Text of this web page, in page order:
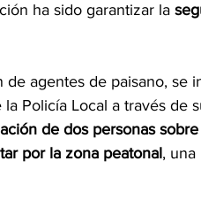
ha sido garantizar la
agentes de paisano, se
Policía Local a través de
de dos personas
por la zona peatonal, una